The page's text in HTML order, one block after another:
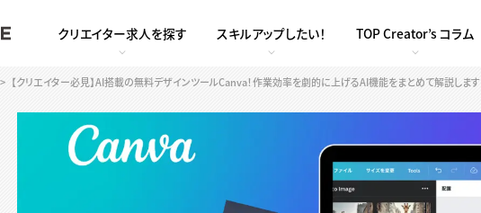
クリエイター求人を探す スキルアップしたい！ TOP Creator’s コラム
【クリエイター必見】AI搭載の無料デザインツールCanva！作業効率を劇的に上げるAI機能をまとめて解説します